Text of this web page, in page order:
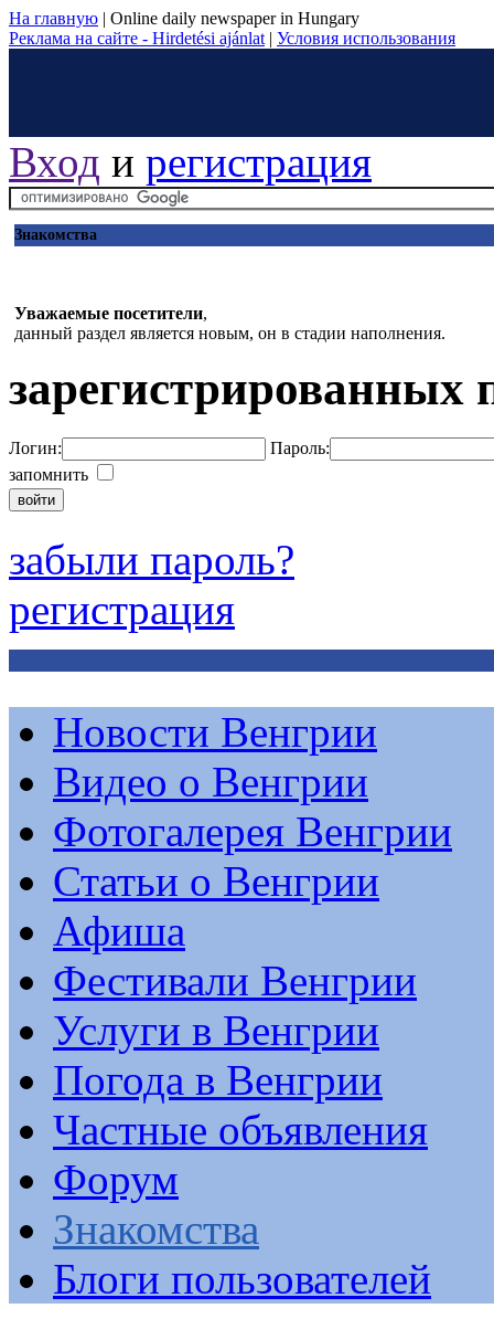
На главную | Online daily newspaper in Hungary
Реклама на сайте - Hirdetési ajánlat | Условия использования
Вход и регистрация
Знакомства
Уважаемые посетители,
данный раздел является новым, он в стадии наполнения.
зарегистрированных
Логин:
Пароль:
запомнить
забыли пароль?
регистрация
Новости Венгрии
Видео о Венгрии
Фотогалерея Венгрии
Статьи о Венгрии
Афиша
Фестивали Венгрии
Услуги в Венгрии
Погода в Венгрии
Частные объявления
Форум
Знакомства
Блоги пользователей